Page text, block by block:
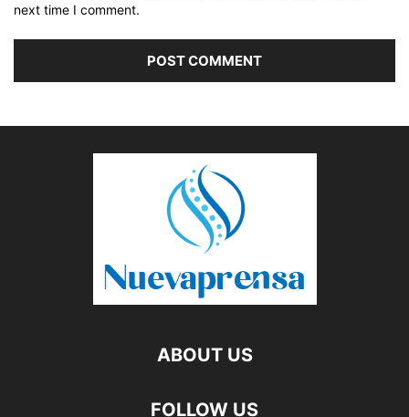
next time I comment.
ABOUT US
FOLLOW US